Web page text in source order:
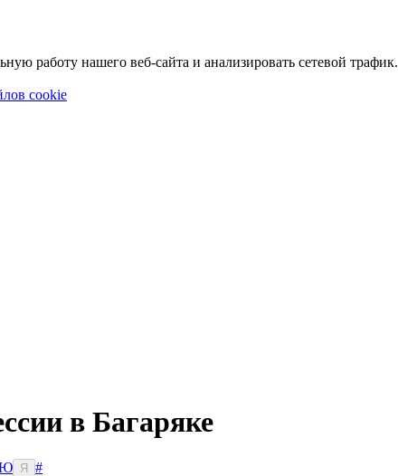
работу нашего веб-сайта и анализировать сетевой трафик.
cookie
в Багаряке
Я
#